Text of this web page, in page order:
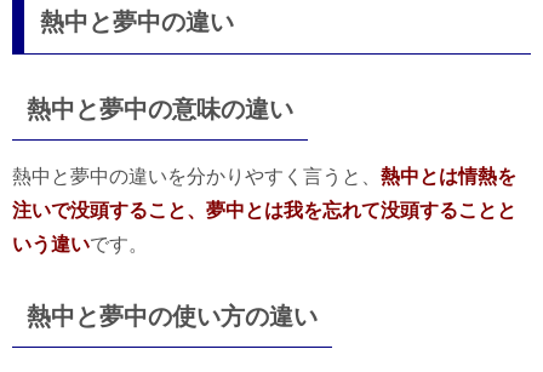
熱中と夢中の違い
熱中と夢中の意味の違い
熱中と夢中の違いを分かりやすく言うと、 熱中とは情熱を
注いで没頭すること、夢中とは我を忘れて没頭することと
いう違いです。
熱中と夢中の使い方の違い